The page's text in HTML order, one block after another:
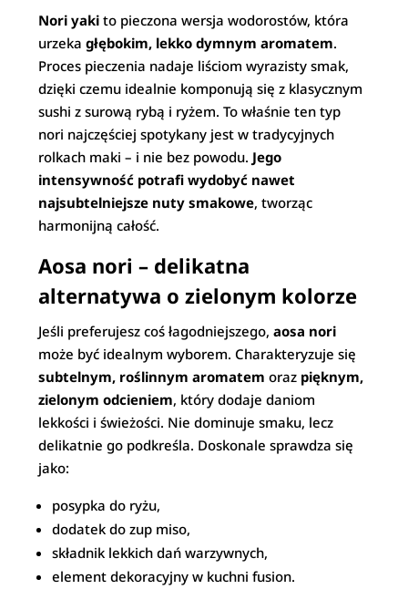
Nori yaki to pieczona wersja wodorostów, która
urzekagłębokim, lekko dymnym aromatem.
Proces pieczenia nadaje liściom wyrazisty smak,
dzięki czemu idealnie komponują się z klasycznym
sushi z surową rybą i ryżem. To właśnie ten typ
nori najczęściej spotykany jest w tradycyjnych
rolkach maki – i nie bez powodu. Jego
intensywność potrafi wydobyć nawet
najsubtelniejsze nuty smakowe, tworząc
harmonijną całość.
Aosa nori – delikatna
alternatywa o zielonym kolorze
Jeśli preferujesz coś łagodniejszego,aosa nori
może być idealnym wyborem. Charakteryzuje się
subtelnym, roślinnym aromatem oraz pięknym,
zielonym odcieniem, który dodaje daniom
lekkości i świeżości. Nie dominuje smaku, lecz
delikatnie go podkreśla. Doskonale sprawdza się
jako:
posypka do ryżu,
dodatek do zup miso,
składnik lekkich dań warzywnych,
element dekoracyjny w kuchni fusion.